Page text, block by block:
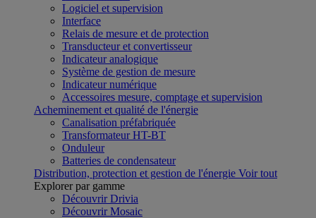
Logiciel et supervision
Interface
Relais de mesure et de protection
Transducteur et convertisseur
Indicateur analogique
Système de gestion de mesure
Indicateur numérique
Accessoires mesure, comptage et supervision
Acheminement et qualité de l'énergie
Canalisation préfabriquée
Transformateur HT-BT
Onduleur
Batteries de condensateur
Distribution, protection et gestion de l'énergie Voir tout
Explorer par gamme
Découvrir Drivia
Découvrir Mosaic